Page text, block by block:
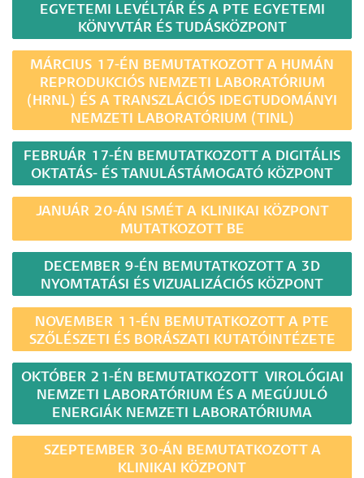
EGYETEMI LEVÉLTÁR ÉS A PTE EGYETEMI
KÖNYVTÁR ÉS TUDÁSKÖZPONT
MÁRCIUS 17-ÉN BEMUTATKOZOTT A HUMÁN
REPRODUKCIÓS NEMZETI LABORATÓRIUM
(HRNL) ÉS A TRANSZLÁCIÓS IDEGTUDOMÁNYI
NEMZETI LABORATÓRIUM (TINL)
FEBRUÁR 17-ÉN BEMUTATKOZOTT A DIGITÁLIS
OKTATÁS- ÉS TANULÁSTÁMOGATÓ KÖZPONT
JANUÁR 20-ÁN ISMÉT A KLINIKAI KÖZPONT
MUTATKOZOTT BE
DECEMBER 9-ÉN BEMUTATKOZOTT A 3D
NYOMTATÁSI ÉS VIZUALIZÁCIÓS KÖZPONT
NOVEMBER 11-ÉN BEMUTATKOZOTT A PTE
SZŐLÉSZETI ÉS BORÁSZATI KUTATÓINTÉZETE
OKTÓBER 21-ÉN BEMUTATKOZOTT VIROLÓGIAI
NEMZETI LABORATÓRIUM ÉS A MEGÚJULÓ
ENERGIÁK NEMZETI LABORATÓRIUMA
SZEPTEMBER 30-ÁN BEMUTATKOZOTT A
KLINIKAI KÖZPONT